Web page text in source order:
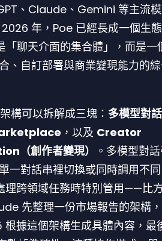
、Claude、Gemini 等主流
年，Poe 已經長成一個生
聊天介面的集合體」，而是一
、自訂部署與商業變現能力的
構可以拆解成三塊： 多模型對
，以及 Creator
（創作者變現）
。多模型對
一對話串裡切換或同時調用不同
理跨領域任務時特別管用——比
先整理一份市場報告的架構
據這個架構生成具體內容，最